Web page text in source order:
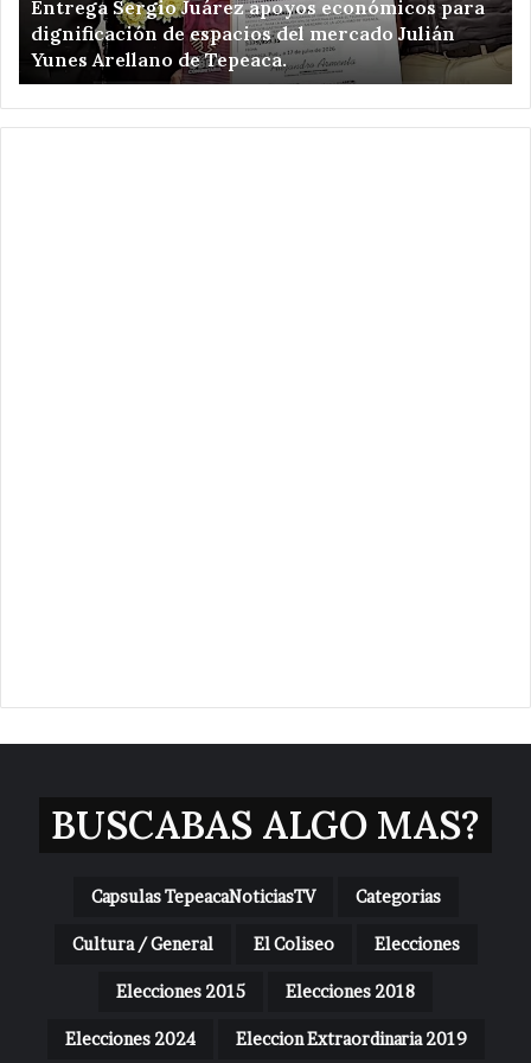
de
espacios
del
mercado
Julián
Yunes
Entrega Sergio Juárez apoyos económicos para
dignificación de espacios del mercado Julián
Yunes Arellano de Tepeaca.
de
en
BUSCABAS ALGO MAS?
Capsulas TepeacaNoticiasTV Categorias
Cultura / General El Coliseo Elecciones
Elecciones 2015 Elecciones 2018
Elecciones 2024 Eleccion Extraordinaria 2019